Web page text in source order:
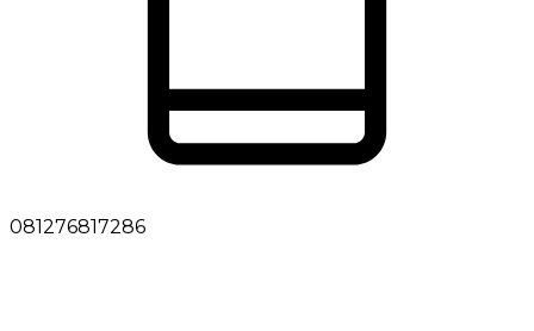
081276817286